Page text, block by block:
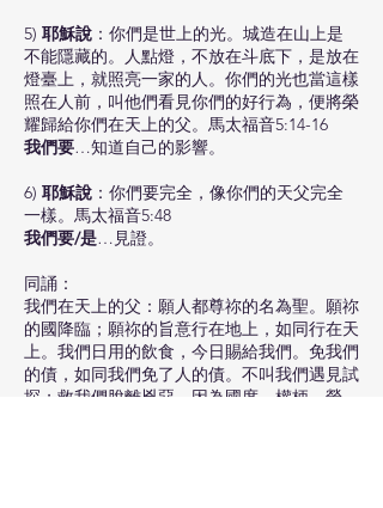
5) 耶穌說 ：你們是世上的光。城造在山上是
不能隱藏的。人點燈，不放在斗底下，是放在
燈臺上，就照亮一家的人。你們的光也當這樣
照在人前，叫他們看見你們的好行為，便將榮
耀歸給你們在天上的父。馬太福音5:14-16
我們要…知道自己的影響。
6) 耶穌說 ：你們要完全，像你們的天父完全
一樣。馬太福音5:48
我們要/是…見證。
同誦：
我們在天上的父：願人都尊祢的名為聖。願祢
的國降臨；願祢的旨意行在地上，如同行在天
上。我們日用的飲食，今日賜給我們。免我們
的債，如同我們免了人的債。不叫我們遇見試
探；救我們脫離兇惡。因為國度、權柄、榮